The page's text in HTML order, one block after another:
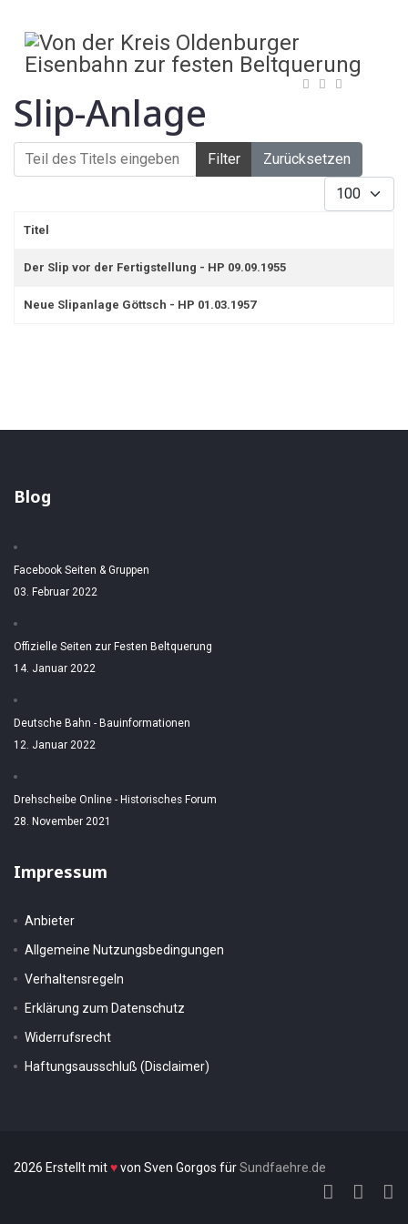
Slip-Anlage
Teil des Titels eingeben
Filter Zurücksetzen
Anzeige #
Titel
Der Slip vor der Fertigstellung - HP 09.09.1955
Neue Slipanlage Göttsch - HP 01.03.1957
Blog
Facebook Seiten & Gruppen
03. Februar 2022
Offizielle Seiten zur Festen Beltquerung
14. Januar 2022
Deutsche Bahn - Bauinformationen
12. Januar 2022
Drehscheibe Online - Historisches Forum
28. November 2021
Impressum
Anbieter
Allgemeine Nutzungsbedingungen
Verhaltensregeln
Erklärung zum Datenschutz
Widerrufsrecht
Haftungsausschluß (Disclaimer)
2026 Erstellt mit♥von Sven Gorgos fürSundfaehre.de